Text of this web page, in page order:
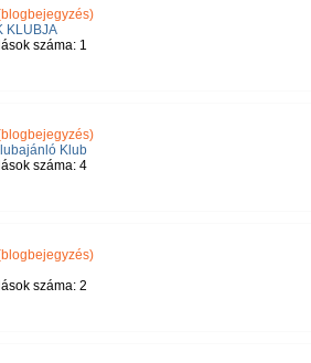
KLUBJA
száma: 1
Klub
száma: 4
száma: 2